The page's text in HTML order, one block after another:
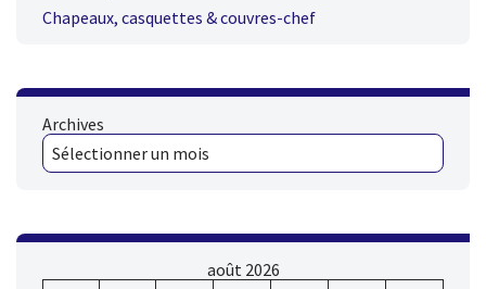
Chapeaux, casquettes & couvres-chef
Archives
août 2026